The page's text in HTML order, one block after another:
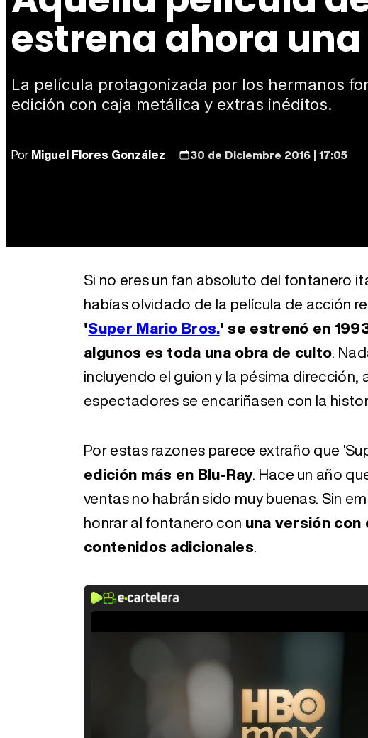
estrena ahora
La película protagonizada por los hermanos
edición con caja metálica y extras inéditos.
PorMiguel Flores González 30 de Diciembre 2016 | 17:05
Si no eres un fan absoluto del fontanero
habías olvidado de la película de acción
'Super Mario Bros.' se estrenó en
algunos es toda una obra de culto.
incluyendo el guion y la pésima
espectadores se encariñasen con la
Por estas razones parece extraño que
edición más en Blu-Ray. Hace un año
ventas no habrán sido muy buenas. Sin
honrar al fontanero con una versión con
contenidos adicionales.